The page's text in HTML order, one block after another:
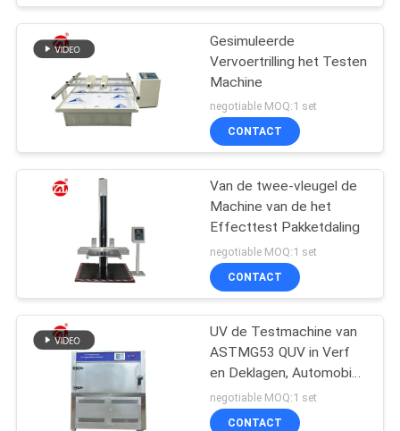
Gesimuleerde
Vervoertrilling het Testen
Machine
negotiable MOQ:1 set
CONTACT
Van de twee-vleugel de
Machine van de het
Effecttest Pakketdaling
negotiable MOQ:1 set
CONTACT
UV de Testmachine van
ASTMG53 QUV in Verf
en Deklagen, Automobiel,
Plastieken Enz.
negotiable MOQ:1 set
CONTACT